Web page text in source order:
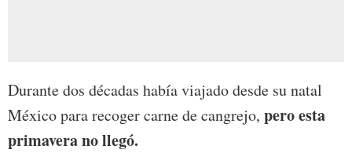
Durante dos décadas había viajado desde su natal
México para recoger carne de cangrejo, pero esta
primavera no llegó.